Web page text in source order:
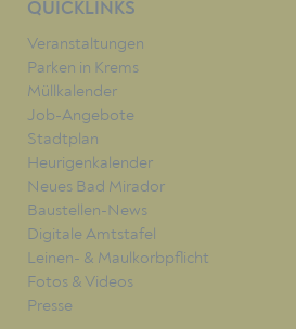
QUICKLINKS
Veranstaltungen
Parken in Krems
Müllkalender
Job-Angebote
Stadtplan
Heurigenkalender
Neues Bad Mirador
Baustellen-News
Digitale Amtstafel
Leinen- & Maulkorbpflicht
Fotos & Videos
Presse